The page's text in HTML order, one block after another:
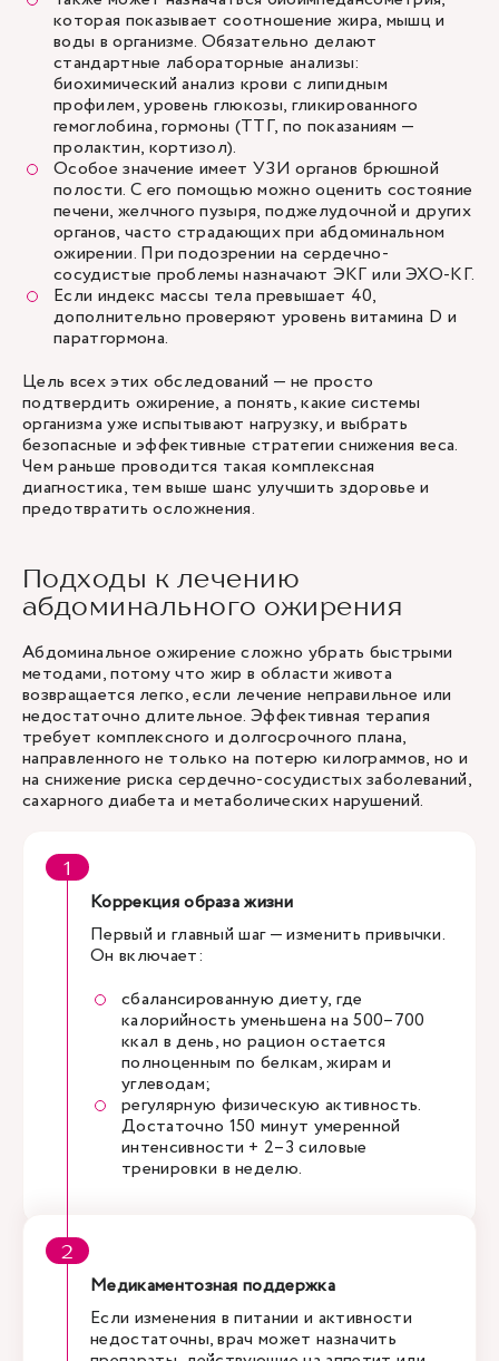
которая показывает соотношение жира, мышц и
воды в организме. Обязательно делают
стандартные лабораторные анализы:
биохимический анализ крови с липидным
профилем, уровень глюкозы, гликированного
гемоглобина, гормоны (ТТГ, по показаниям —
пролактин, кортизол).
Особое значение имеетУЗИ органов брюшной
полости. С его помощью можно оценить состояние
печени, желчного пузыря, поджелудочной и других
органов, часто страдающих при абдоминальном
ожирении. При подозрении на сердечно-
сосудистые проблемы назначают ЭКГ или ЭХО-КГ.
Если индекс массы тела превышает 40,
дополнительно проверяют уровень витамина D и
паратгормона.
Цель всех этих обследований — не просто
подтвердить ожирение, а понять, какие системы
организма уже испытывают нагрузку, и выбрать
безопасные и эффективные стратегии снижения веса.
Чем раньше проводится такая комплексная
диагностика, тем выше шанс улучшить здоровье и
предотвратить осложнения.
Подходы к лечению
абдоминального ожирения
Абдоминальное ожирение сложно убрать быстрыми
методами, потому что жир в области живота
возвращается легко, если лечение неправильное или
недостаточно длительное. Эффективная терапия
требует комплексного и долгосрочного плана,
направленного не только на потерю килограммов, но и
на снижение риска сердечно-сосудистых заболеваний,
сахарного диабета и метаболических нарушений.
Коррекция образа жизни
Первый и главный шаг — изменить привычки.
Он включает:
сбалансированную диету, где
калорийность уменьшена на 500–700
ккал в день, но рацион остается
полноценным по белкам, жирам и
углеводам;
регулярную физическую активность.
Достаточно 150 минут умеренной
интенсивности + 2–3 силовые
тренировки в неделю.
Медикаментозная поддержка
Если изменения в питании и активности
недостаточны, врач может назначить